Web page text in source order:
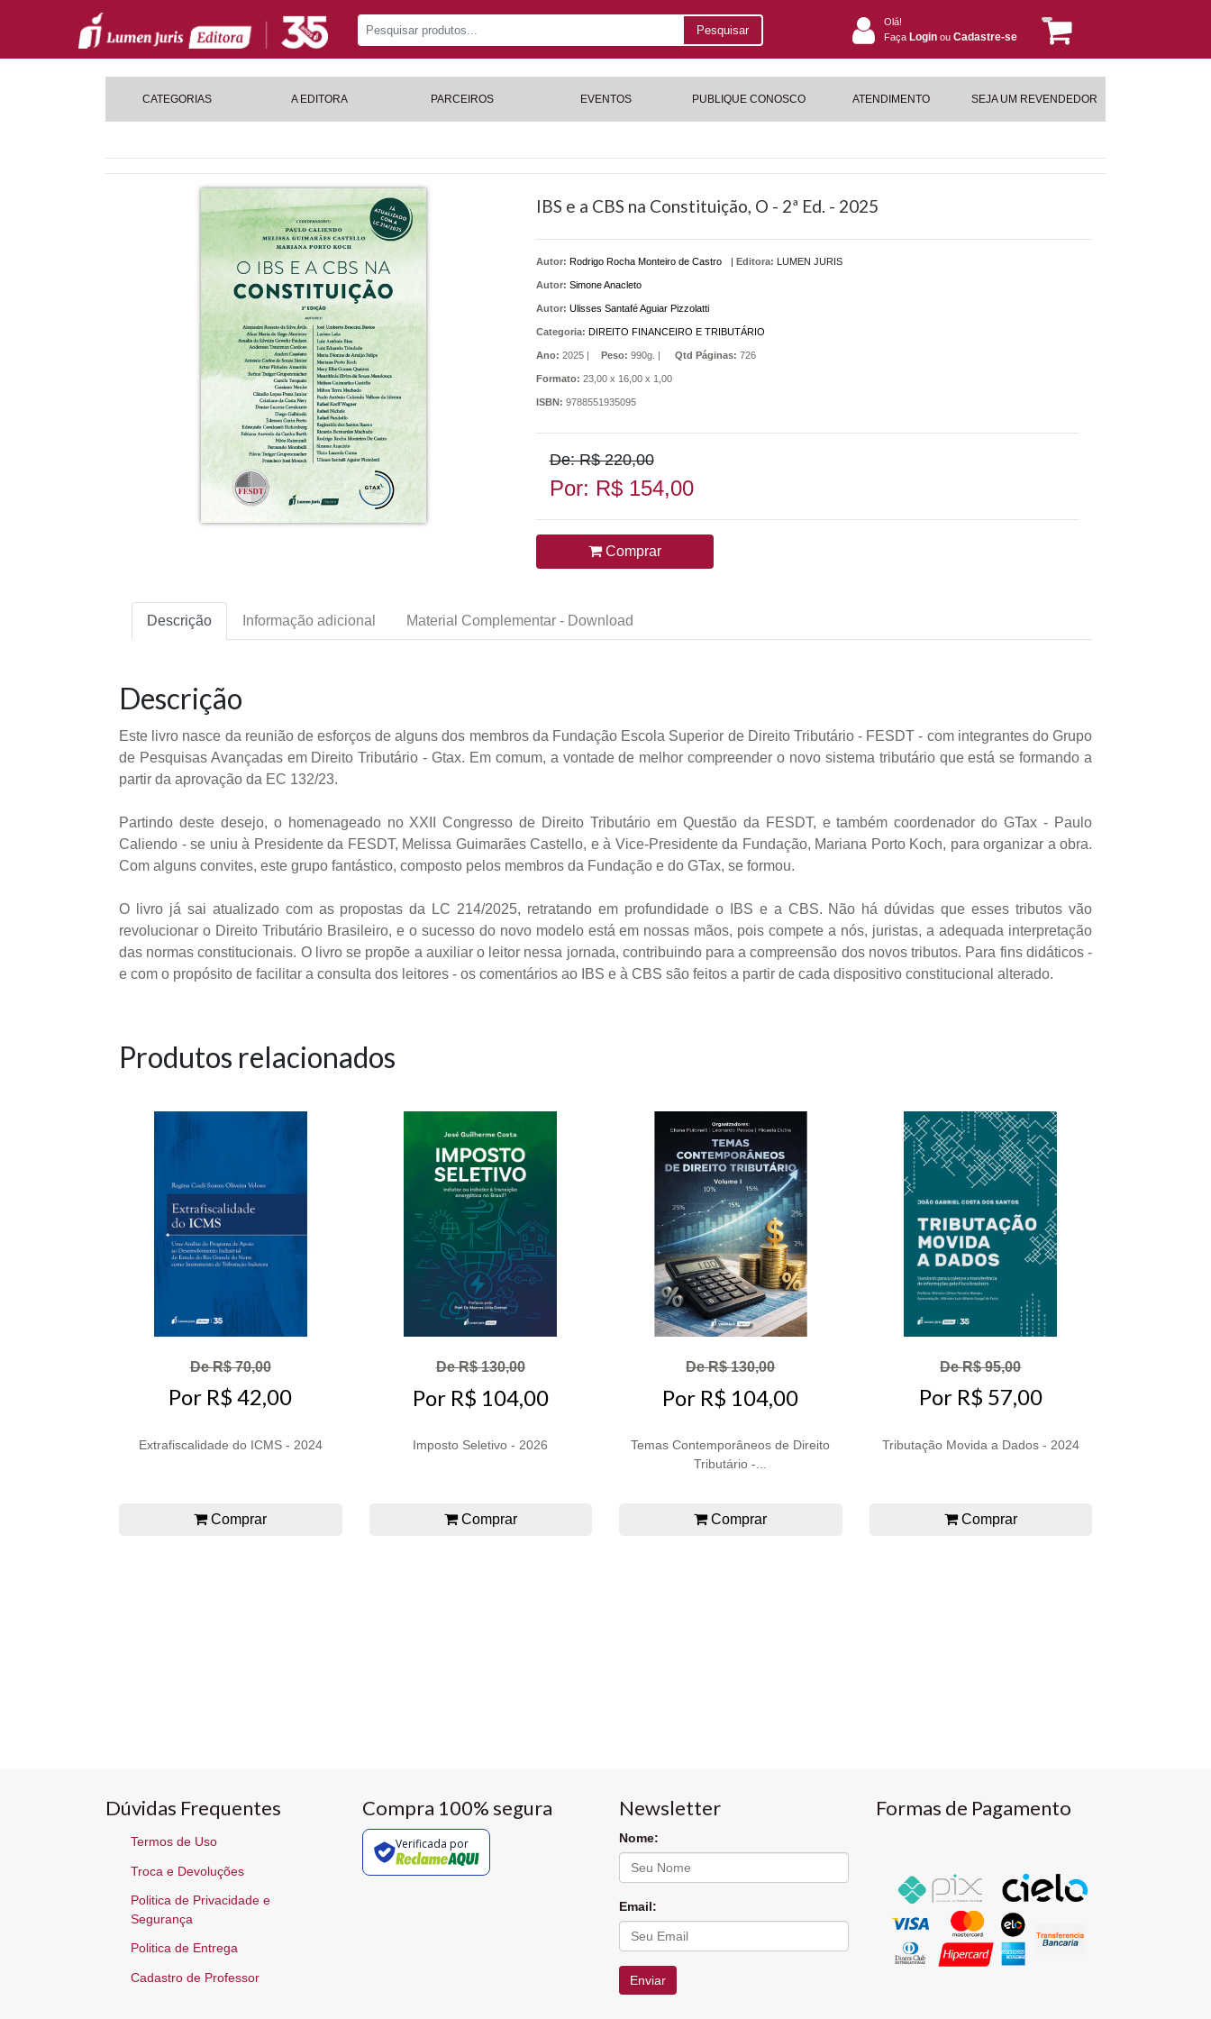
Pesquisar
Olá!
Faça Login ou Cadastre-se
CATEGORIAS A EDITORA PARCEIROS EVENTOS PUBLIQUE CONOSCO ATENDIMENTO SEJA UM REVENDEDOR
IBS e a CBS na Constituição, O - 2ª Ed. - 2025
Autor: Rodrigo Rocha Monteiro de Castro
Autor: Simone Anacleto
Autor: Ulisses Santafé Aguiar Pizzolatti
| Editora: LUMEN JURIS
Categoria: DIREITO FINANCEIRO E TRIBUTÁRIO
Ano: 2025 | Peso: 990g. | Qtd Páginas: 726
Formato: 23,00 x 16,00 x 1,00
ISBN: 9788551935095
De: R$ 220,00
Por: R$ 154,00
Comprar
Descrição Informação adicional Material Complementar - Download
Descrição
Este livro nasce da reunião de esforços de alguns dos membros da Fundação Escola Superior de Direito Tributário - FESDT - com integrantes do Grupo
de Pesquisas Avançadas em Direito Tributário - Gtax. Em comum, a vontade de melhor compreender o novo sistema tributário que está se formando a
partir da aprovação da EC 132/23.
Partindo deste desejo, o homenageado no XXII Congresso de Direito Tributário em Questão da FESDT, e também coordenador do GTax - Paulo
Caliendo - se uniu à Presidente da FESDT, Melissa Guimarães Castello, e à Vice-Presidente da Fundação, Mariana Porto Koch, para organizar a obra.
Com alguns convites, este grupo fantástico, composto pelos membros da Fundação e do GTax, se formou.
O livro já sai atualizado com as propostas da LC 214/2025, retratando em profundidade o IBS e a CBS. Não há dúvidas que esses tributos vão
revolucionar o Direito Tributário Brasileiro, e o sucesso do novo modelo está em nossas mãos, pois compete a nós, juristas, a adequada interpretação
das normas constitucionais. O livro se propõe a auxiliar o leitor nessa jornada, contribuindo para a compreensão dos novos tributos. Para fins didáticos -
e com o propósito de facilitar a consulta dos leitores - os comentários ao IBS e à CBS são feitos a partir de cada dispositivo constitucional alterado.
Produtos relacionados
De R$ 70,00
Por R$ 42,00
Extrafiscalidade do ICMS - 2024
Comprar
De R$ 130,00
Por R$ 104,00
Imposto Seletivo - 2026
Comprar
De R$ 130,00
Por R$ 104,00
Temas Contemporâneos de Direito
Tributário -...
Comprar
De R$ 95,00
Por R$ 57,00
Tributação Movida a Dados - 2024
Comprar
Dúvidas Frequentes
Termos de Uso
Troca e Devoluções
Politica de Privacidade e
Segurança
Politica de Entrega
Cadastro de Professor
Compra 100% segura
Verificada por
Newsletter
Nome:
Email:
Enviar
Formas de Pagamento